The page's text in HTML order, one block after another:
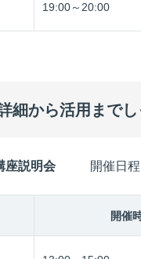
19:00～20:00
細から活用まで
座説明会 開催日程
開催